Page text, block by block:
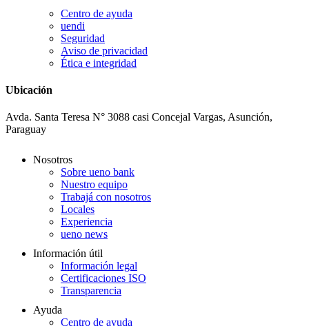
Centro de ayuda
uendi
Seguridad
Aviso de privacidad
Ética e integridad
Ubicación
Avda. Santa Teresa N° 3088 casi Concejal Vargas, Asunción,
Paraguay
Nosotros
Sobre ueno bank
Nuestro equipo
Trabajá con nosotros
Locales
Experiencia
ueno news
Información útil
Información legal
Certificaciones ISO
Transparencia
Ayuda
Centro de ayuda